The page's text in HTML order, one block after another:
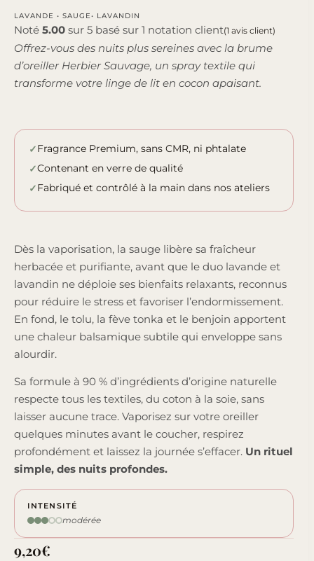
LAVANDE • SAUGE• LAVANDIN
Noté 5.00 sur 5 basé sur 1 notation client(1 avis client)
Offrez-vous des nuits plus sereines avec la brume
d’oreiller Herbier Sauvage, un spray textile qui
transforme votre linge de lit en cocon apaisant.
Fragrance Premium, sans CMR, ni phtalate
Contenant en verre de qualité
Fabriqué et contrôlé à la main dans nos ateliers
Dès la vaporisation, la sauge libère sa fraîcheur
herbacée et purifiante, avant que le duo lavande et
lavandin ne déploie ses bienfaits relaxants, reconnus
pour réduire le stress et favoriser l’endormissement.
En fond, le tolu, la fève tonka et le benjoin apportent
une chaleur balsamique subtile qui enveloppe sans
alourdir.
Sa formule à 90 % d’ingrédients d’origine naturelle
respecte tous les textiles, du coton à la soie, sans
laisser aucune trace. Vaporisez sur votre oreiller
quelques minutes avant le coucher, respirez
profondément et laissez la journée s’effacer. Un rituel
simple, des nuits profondes.
INTENSITÉ
modérée
9,20€